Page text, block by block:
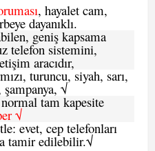
, hayalet cam,
dayanıklı.
geniş kapsama
telefon sistemini,
aracıdır,
turuncu, siyah, sarı,
√
tam kapesite
√
evet, cep telefonları
tamir edilebilir.√